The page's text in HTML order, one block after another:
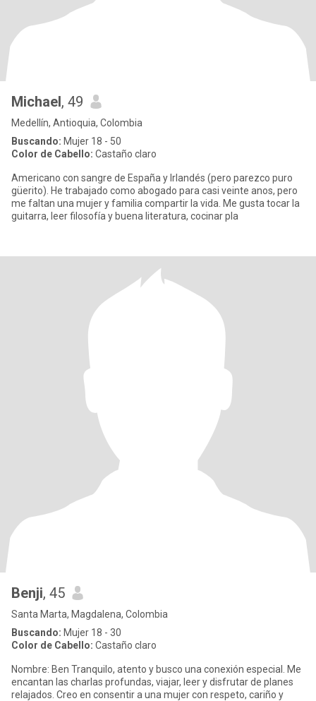
Michael, 49
Medellín, Antioquia, Colombia
Buscando: Mujer 18 - 50
Color de Cabello: Castaño claro
Americano con sangre de España y Irlandés (pero parezco puro
güerito). He trabajado como abogado para casi veinte anos, pero
me faltan una mujer y familia compartir la vida. Me gusta tocar la
guitarra, leer filosofía y buena literatura, cocinar pla
Benji, 45
Santa Marta, Magdalena, Colombia
Buscando: Mujer 18 - 30
Color de Cabello: Castaño claro
Nombre: Ben Tranquilo, atento y busco una conexión especial. Me
encantan las charlas profundas, viajar, leer y disfrutar de planes
relajados. Creo en consentir a una mujer con respeto, cariño y